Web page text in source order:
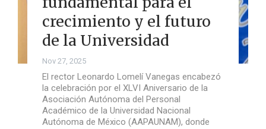
crecimiento y el futuro
de la Universidad
Nov 27, 2025
El rector Leonardo Lomelí Vanegas encabezó
la celebración por el XLVI Aniversario de la
Asociación Autónoma del Personal
Académico de la Universidad Nacional
Autónoma de México (AAPAUNAM), donde